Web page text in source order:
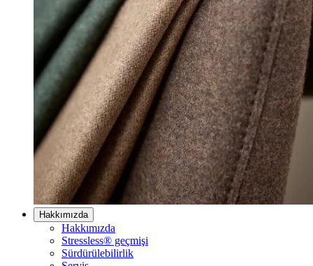
Hakkımızda
Hakkımızda
Stressless® geçmişi
Sürdürülebilirlik